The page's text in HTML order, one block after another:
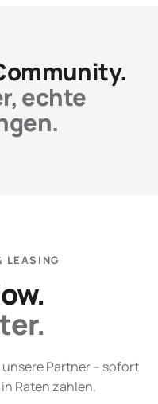
echte
LEASING
Partner – sofort
Raten zahlen.